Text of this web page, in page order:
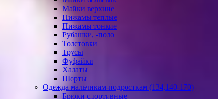
Майки верхние
Пижамы теплые
Пижамы тонкие
Рубашки, -поло
Толстовки
Трусы
Фуфайки
Халаты
Шорты
Одежда мальчикам-подросткам (134,140-170)
Брюки спортивные